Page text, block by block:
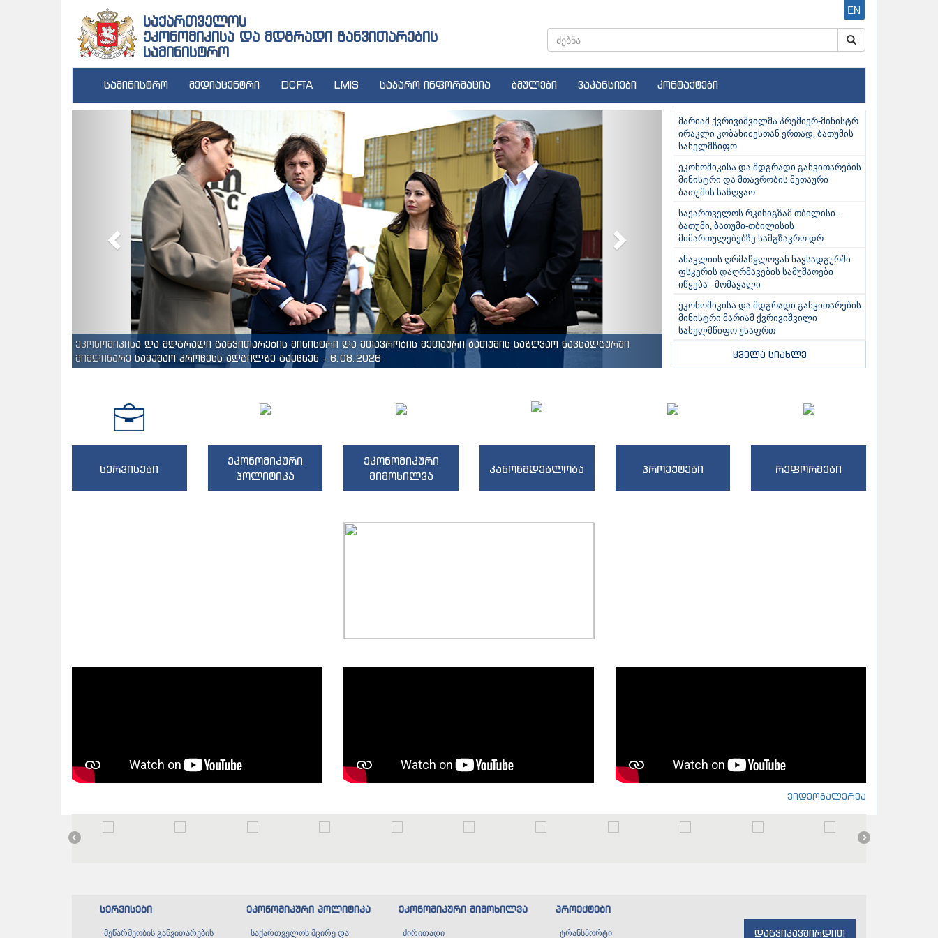
საქართველოს
ეკონომიკისა და მდგრადი განვითარების
სამინისტრო
EN
სამინისტრო მედიაცენტრი DCFTA LMIS საჯარო ინფორმაცია ბმულები ვაკანსიები კონტაქტები
ეკონომიკისა და მდგრადი განვითარების მინისტრი და მთავრობის მეთაური ბათუმის საზღვაო ნავსადგურში
მიმდინარე სამუშაო პროცესს ადგილზე გაეცნენ - 6.08.2026
Previous
მარიამ ქვრივიშვილმა პრემიერ-მინისტრ
ირაკლი კობახიძესთან ერთად, ბათუმის
სახელმწიფო
ეკონომიკისა და მდგრადი განვითარების
მინისტრი და მთავრობის მეთაური
ბათუმის საზღვაო
საქართველოს რკინიგზამ თბილისი-
ბათუმი, ბათუმი-თბილისის
მიმართულებებზე სამგზავრო დრ
ანაკლიის ღრმაწყლოვან ნავსადგურში
ფსკერის დაღრმავების სამუშაოები
იწყება - მომავალი
ეკონომიკისა და მდგრადი განვითარების
მინისტრი მარიამ ქვრივიშვილი
სახელმწიფო უსაფრთ
ყველა სიახლე
სერვისები
ეკონომიკური
პოლიტიკა
ეკონომიკური
მიმოხილვა
კანონმდებლობა პროექტები რეფორმები
ვიდეოგალერეა
სერვისები
მეწარმეობის განვითარების
ეკონომიკური პოლიტიკა
საქართველოს მცირე და
ეკონომიკური მიმოხილვა
ძირითადი
პროექტები
ტრანსპორტი დაგვიკავშირდით